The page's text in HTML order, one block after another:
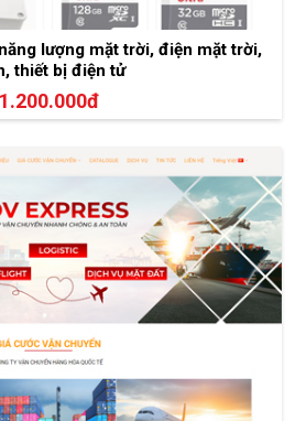
lượng mặt trời, điện mặt trời,
thiết bị điện tử
1.200.000đ